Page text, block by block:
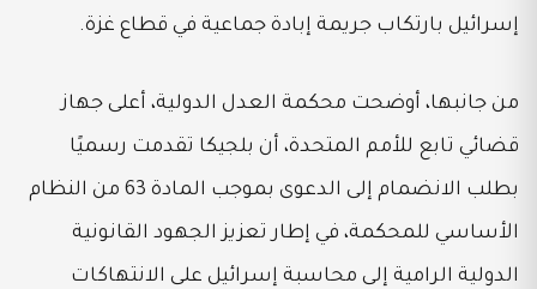
إسرائيل بارتكاب جريمة إبادة جماعية في قطاع غزة.
من جانبها، أوضحت محكمة العدل الدولية، أعلى جهاز
قضائي تابع للأمم المتحدة، أن بلجيكا تقدمت رسميًا
بطلب الانضمام إلى الدعوى بموجب المادة 63 من النظام
الأساسي للمحكمة، في إطار تعزيز الجهود القانونية
الدولية الرامية إلى محاسبة إسرائيل على الانتهاكات